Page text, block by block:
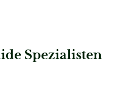
Spezialisten